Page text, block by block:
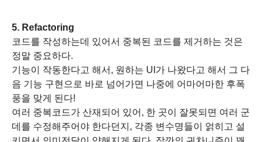
5. Refactoring
코드를 작성하는데 있어서 중복된 코드를 제거하는 것은
정말 중요하다.
기능이 작동한다고 해서, 원하는 UI가 나왔다고 해서 그 다
음 기능 구현으로 바로 넘어가면 나중에 어마어마한 후폭
풍을 맞게 된다!
여러 중복코드가 산재되어 있어, 한 곳이 잘못되면 여러 군
데를 수정해주어야 한다던지, 각종 변수명들이 얽히고 설